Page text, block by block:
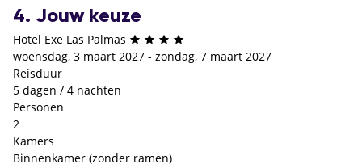
4. Jouw keuze
Hotel Exe Las Palmas
woensdag, 3 maart 2027 - zondag, 7 maart 2027
Reisduur
5 dagen / 4 nachten
Personen
2
Kamers
Binnenkamer (zonder ramen)